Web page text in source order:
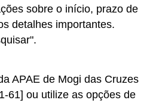
sobre o início, prazo de
detalhes importantes.
APAE de Mogi das Cruzes
61] ou utilize as opções de